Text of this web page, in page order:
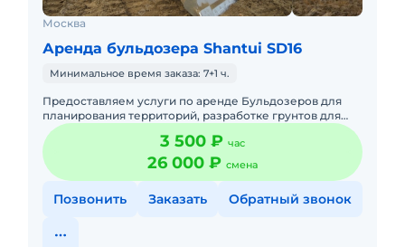
Москва
Аренда бульдозера Shantui SD16
Минимальное время заказа: 7+1 ч.
Предоставляем услуги по аренде Бульдозеров для
планирования территорий, разработке грунтов для
котлованов, траншей, разравнивание грунта, снятие
растительного с
3 500 ₽ час
26 000 ₽ смена
Позвонить Заказать Обратный звонок